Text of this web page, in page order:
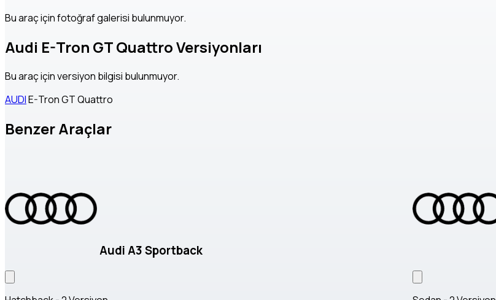
Bu araç için fotoğraf galerisi bulunmuyor.
Audi E-Tron GT Quattro Versiyonları
Bu araç için versiyon bilgisi bulunmuyor.
AUDIE-Tron GT Quattro
Benzer Araçlar
Audi A3 Sportback